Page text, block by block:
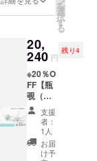
ものが
ござい
極端に
見た目
を損な
うもの
を除い
て使用
いたし
ますの
でご理
解ご了
承くだ
は、カ
ラーの
いため
サンプ
ルとの
色味に
差が出
る可能
性がご
ざいま
す。 な
るべく
近い色
のもの
んので
そちら
解ご了
承の上
でリ
ターン
購入を
お願い
いたし
ます。
然石
は、カ
濃淡に
個性が
ありま
す。サ
ンプル
とまっ
たく同
じ色味
ルート
パーズ
2.5ｍｍ
×1pc ■
チェー
ン：
SILVER
925（ロ
ジウム
コー
ティン
■地金：
SILVER
925（ロ
ジウム
コー
ティン
グ） ■
天然
石：ア
イオラ
イト
4mm×1
pc
を
選
択
す
る
20,
240 円
残り4
※20％O
FF【瓶
覗（か
めのぞ
き）限
定セッ
ト】あ
じさい
支援
者：
1人
お届
け予